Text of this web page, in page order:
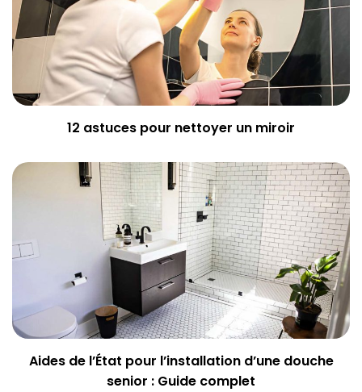
12 astuces pour nettoyer un miroir
Aides de l’État pour l’installation d’une douche
senior : Guide complet